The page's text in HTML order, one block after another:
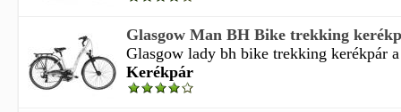
Glasgow Man BH Bike trekking
Glasgow lady bh bike trekking kerékpár
Kerékpár